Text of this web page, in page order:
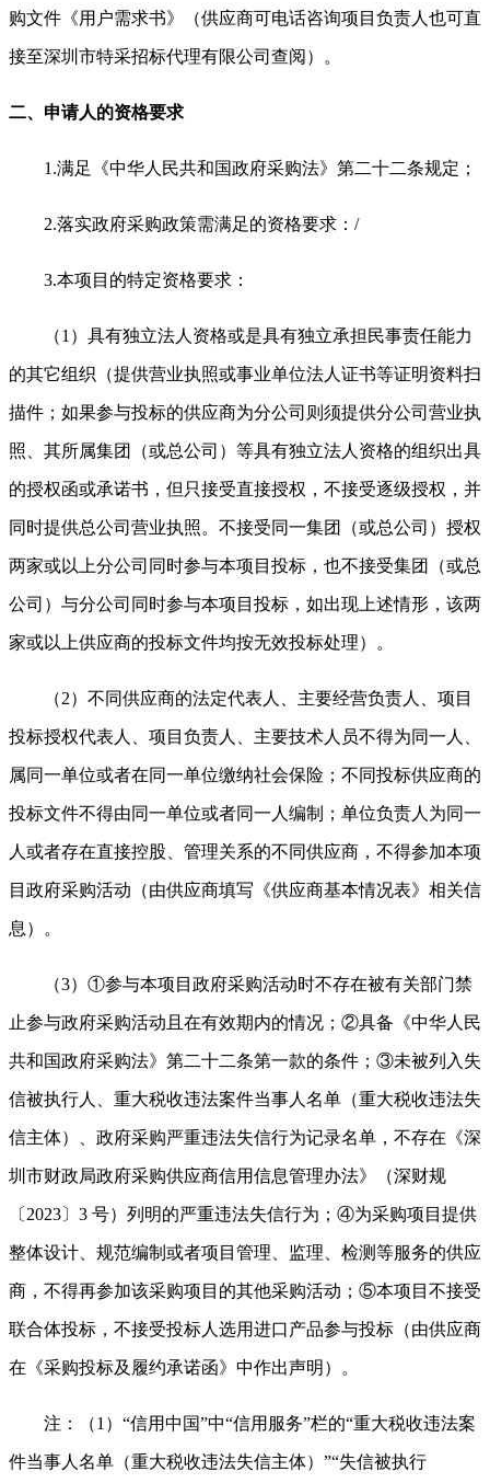
购文件《用户需求书》（供应商可电话咨询项目负责人也可直
接至深圳市特采招标代理有限公司查阅）。
二、申请人的资格要求
1.满足《中华人民共和国政府采购法》第二十二条规定；
2.落实政府采购政策需满足的资格要求：/
3.本项目的特定资格要求：
（1）具有独立法人资格或是具有独立承担民事责任能力
的其它组织（提供营业执照或事业单位法人证书等证明资料扫
描件；如果参与投标的供应商为分公司则须提供分公司营业执
照、其所属集团（或总公司）等具有独立法人资格的组织出具
的授权函或承诺书，但只接受直接授权，不接受逐级授权，并
同时提供总公司营业执照。不接受同一集团（或总公司）授权
两家或以上分公司同时参与本项目投标，也不接受集团（或总
公司）与分公司同时参与本项目投标，如出现上述情形，该两
家或以上供应商的投标文件均按无效投标处理）。
（2）不同供应商的法定代表人、主要经营负责人、项目
投标授权代表人、项目负责人、主要技术人员不得为同一人、
属同一单位或者在同一单位缴纳社会保险；不同投标供应商的
投标文件不得由同一单位或者同一人编制；单位负责人为同一
人或者存在直接控股、管理关系的不同供应商，不得参加本项
目政府采购活动（由供应商填写《供应商基本情况表》相关信
息）。
（3）①参与本项目政府采购活动时不存在被有关部门禁
止参与政府采购活动且在有效期内的情况；②具备《中华人民
共和国政府采购法》第二十二条第一款的条件；③未被列入失
信被执行人、重大税收违法案件当事人名单（重大税收违法失
信主体）、政府采购严重违法失信行为记录名单，不存在《深
圳市财政局政府采购供应商信用信息管理办法》（深财规
〔2023〕3 号）列明的严重违法失信行为；④为采购项目提供
整体设计、规范编制或者项目管理、监理、检测等服务的供应
商，不得再参加该采购项目的其他采购活动；⑤本项目不接受
联合体投标，不接受投标人选用进口产品参与投标（由供应商
在《采购投标及履约承诺函》中作出声明）。
注：（1）“信用中国”中“信用服务”栏的“重大税收违法案
件当事人名单（重大税收违法失信主体）”“失信被执行